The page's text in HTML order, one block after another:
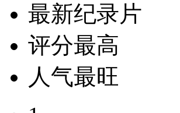
最新纪录片
评分最高
人气最旺